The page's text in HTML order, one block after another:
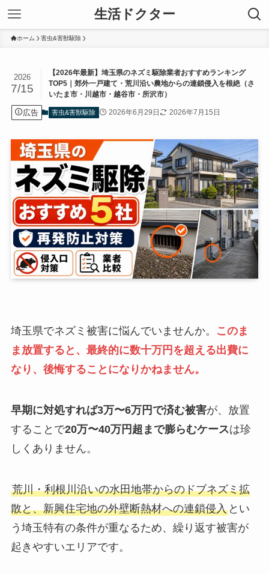
生活ドクター
ホーム 害虫&害獣駆除
【2026年最新】埼玉県のネズミ駆除業者おすすめランキング
TOP5｜郊外一戸建て・荒川沿い農地からの連鎖侵入を根絶（さ
いたま市・川越市・越谷市・所沢市）
2026
7/15
広告 害虫&害獣駆除 2026年6月29日 2026年7月15日
埼玉県でネズミ被害に悩んでいませんか。
このま
ま放置すると、最終的に数十万円を超える出費に
なり、後悔することになりかねません。
早期に対処すれば3万〜6万円で済む被害が、放置
することで20万〜40万円超まで膨らむケースは珍
しくありません。
荒川・利根川沿いの水田地帯からのドブネズミ拡
散と、新興住宅地の外壁断熱材への連鎖侵入とい
う埼玉特有の条件が重なるため、繰り返す被害が
起きやすいエリアです。